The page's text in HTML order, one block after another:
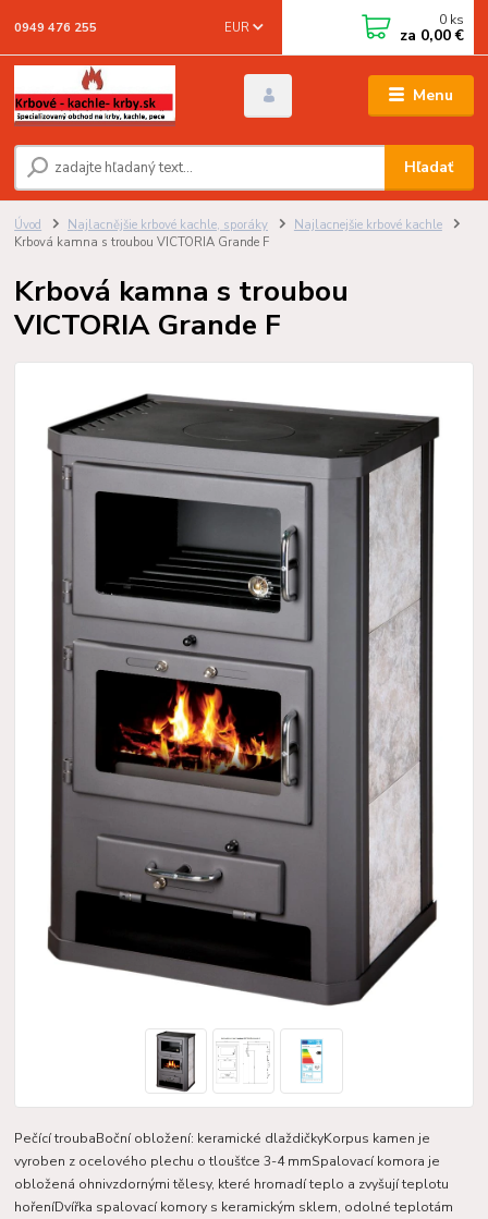
Menu
EUR
Hľadať
0949 476 255 0 ks
za 0,00 €
Úvod Najlacnějšie krbové kachle, sporáky
Najlacnejšie krbové kachle
Krbová kamna s troubou VICTORIA Grande F
Krbová kamna s troubou
VICTORIA Grande F
Pečící troubaBoční obložení: keramické dlaždičkyKorpus kamen je
vyroben z ocelového plechu o tloušťce 3-4 mmSpalovací komora je
obložená ohnivzdornými tělesy, které hromadí teplo a zvyšují teplotu
hořeníDvířka spalovací komory s keramickým sklem, odolné teplotám